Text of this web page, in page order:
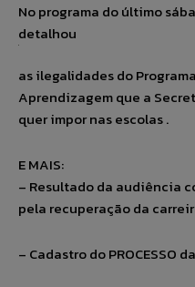
No programa do último
detalhou
as ilegalidades do
Aprendizagem que a
quer impor nas escolas .
E MAIS:
– Resultado da audiência
pela recuperação da
– Cadastro do PROCESSO